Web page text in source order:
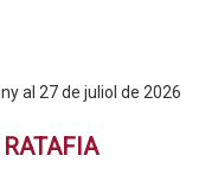
al 27 de juliol de 2026